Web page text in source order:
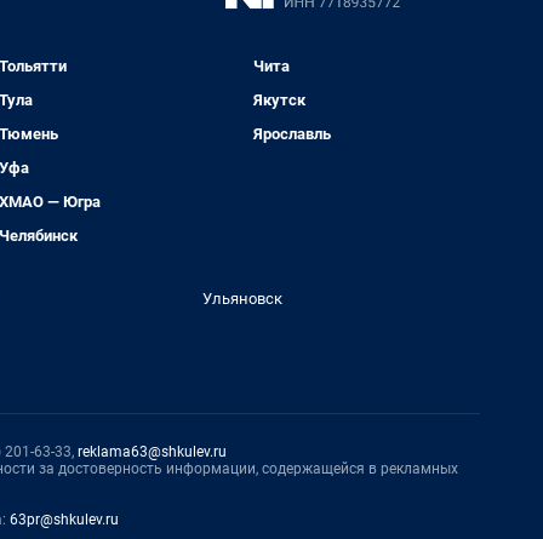
Тольятти
Тула
Тюмень
Уфа
ХМАО — Югра
Челябинск
Чита
Якутск
Ярославль
Ульяновск
63-33, reklama63@shkulev.ru
за достоверность информации, содержащейся в рекламных
63pr@shkulev.ru